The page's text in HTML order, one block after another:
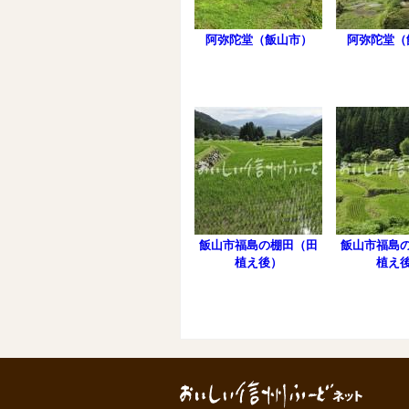
阿弥陀堂（飯山市） 阿弥陀堂
飯山市福島の棚田（田
植え後）
飯山市福島
植え